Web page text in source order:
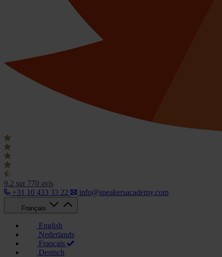
9.2 sur 770 avis
+31 10 433 33 22
info@speakersacademy.com
Français
English
Nederlands
Français
Deutsch